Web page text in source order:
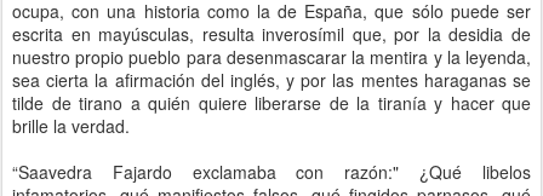
ocupa, con una historia como la de España, que sólo puede ser
escrita en mayúsculas, resulta inverosímil que, por la desidia de
nuestro propio pueblo para desenmascarar la mentira y la leyenda,
sea cierta la afirmación del inglés, y por las mentes haraganas se
tilde de tirano a quién quiere liberarse de la tiranía y hacer que
brille la verdad.
“Saavedra Fajardo exclamaba con razón:" ¿Qué libelos